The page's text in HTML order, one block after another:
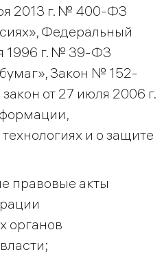
2013 г. № 400-ФЗ
Федеральный
1996 г. № 39-ФЗ
Закон № 152-
от 27 июля 2006 г.
и о защите
правовые акты
органов